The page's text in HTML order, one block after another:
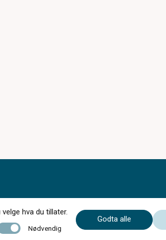
hva du tillater.
Nødvendig
Godta alle